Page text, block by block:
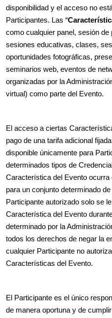
disponibilidad y el acceso no
Participantes. Las “
como cualquier panel, sesión
sesiones educativas, clases,
oportunidades fotográficas,
seminarios web, eventos de
organizadas por la
virtual) como parte del Evento.
El acceso a ciertas
pago de una tarifa adicional
disponible únicamente para
determinados tipos de
Característica del Evento
para un conjunto determinado
Participante autorizado solo se
Característica del Evento
determinado por la
todos los derechos de negar la
cualquier Participante no
Características del Evento.
El Participante es el único
de manera oportuna y de